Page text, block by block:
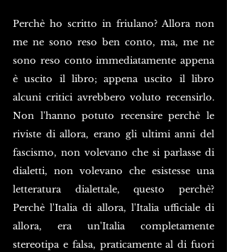
Perchè ho scritto in friulano? Allora non
me ne sono reso ben conto, ma, me ne
sono reso conto immediatamente appena
è uscito il libro; appena uscito il libro
alcuni critici avrebbero voluto recensirlo.
Non l'hanno potuto recensire perchè le
riviste di allora, erano gli ultimi anni del
fascismo, non volevano che si parlasse di
dialetti, non volevano che esistesse una
letteratura dialettale, questo perchè?
Perchè l'Italia di allora, l'Italia ufficiale di
allora, era un'Italia completamente
stereotipa e falsa, praticamente al di fuori